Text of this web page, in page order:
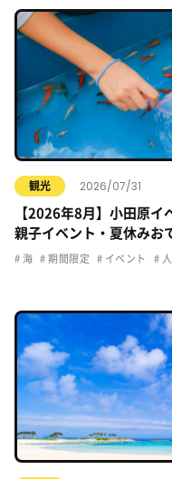
観光 2026/07/31
【2026年8月】小田原イ
親子イベント・夏休みお
海 期間限定 イベント